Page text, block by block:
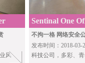
风
Sentinal One
Grinberg
不拘一格 网络安全
发布时间：2018-03-
科技公司 ，多彩、